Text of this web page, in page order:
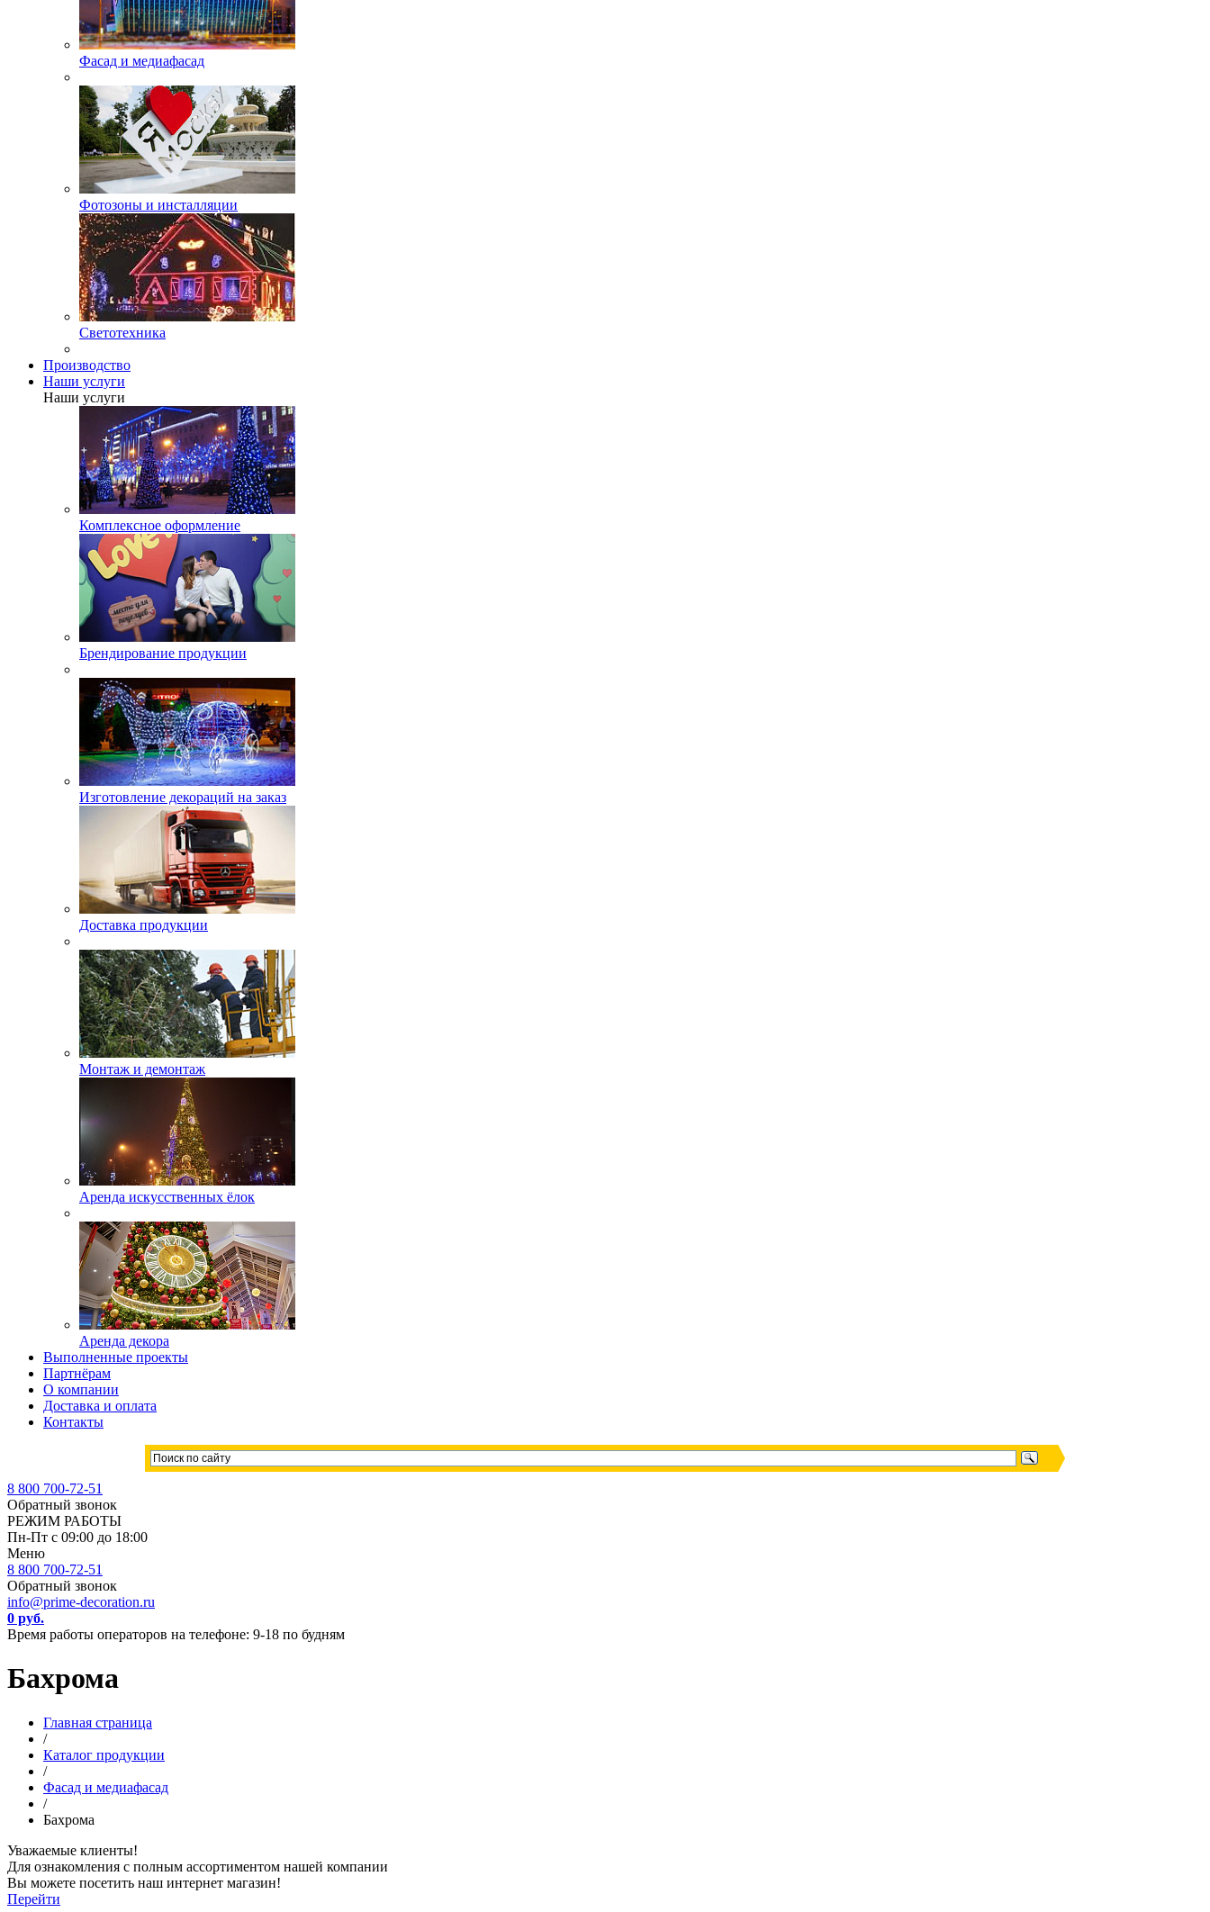
Фасад и медиафасад
Фотозоны и инсталляции
Светотехника
Производство
Наши услуги
Наши услуги
Комплексное оформление
Брендирование продукции
Изготовление декораций на заказ
Доставка продукции
Монтаж и демонтаж
Аренда искусственных ёлок
Аренда декора
Выполненные проекты
Партнёрам
О компании
Доставка и оплата
Контакты
8 800 700-72-51
Обратный звонок
РЕЖИМ РАБОТЫ
Пн-Пт с 09:00 до 18:00
Меню
8 800 700-72-51
Обратный звонок
info@prime-decoration.ru
0 руб.
Время работы операторов на телефоне: 9-18 по будням
Бахрома
Главная страница
/
Каталог продукции
/
Фасад и медиафасад
/
Бахрома
Уважаемые клиенты!
Для ознакомления с полным ассортиментом нашей компании
Вы можете посетить наш интернет магазин!
Перейти